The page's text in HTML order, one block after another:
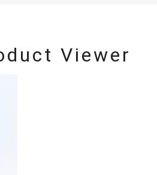
Viewer